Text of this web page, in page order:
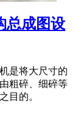
总成图设
是将大尺寸的
粗碎、细碎等
目的。